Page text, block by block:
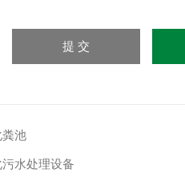
粪池
水处理设备